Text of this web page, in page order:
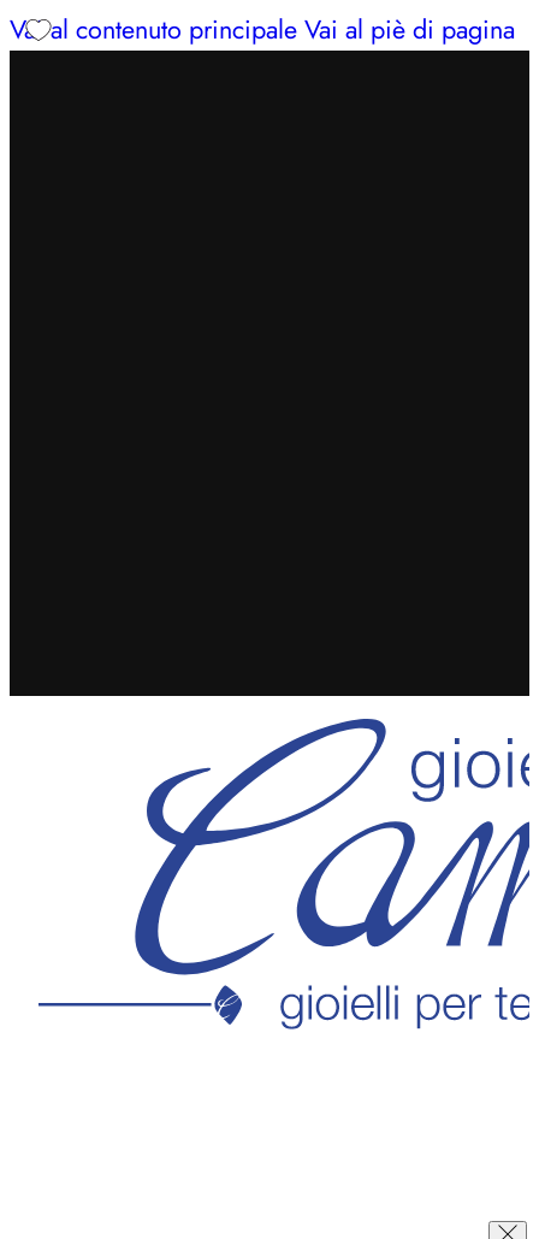
Vai al contenuto principaleVai al piè di pagina